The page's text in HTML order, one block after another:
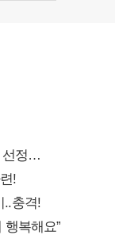
선정…
!
..충격!
행복해요”